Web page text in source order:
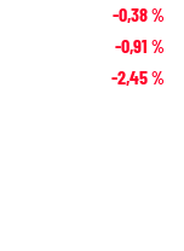
-0,38%
-0,91 %
-2,45%